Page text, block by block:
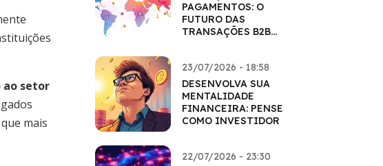
ao setor
mais
PAGAMENTOS: O
FUTURO DAS
TRANSAÇÕES B2B
23/07/2026 - 18:58
DESENVOLVA SUA
MENTALIDADE
FINANCEIRA: PENSE
COMO INVESTIDOR
22/07/2026 - 23:30